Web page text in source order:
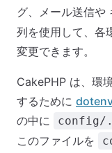
グ、メール送信や
列を使用して、各
変更できます。
CakePHP は、環
するために
の中に
config/
このファイルを